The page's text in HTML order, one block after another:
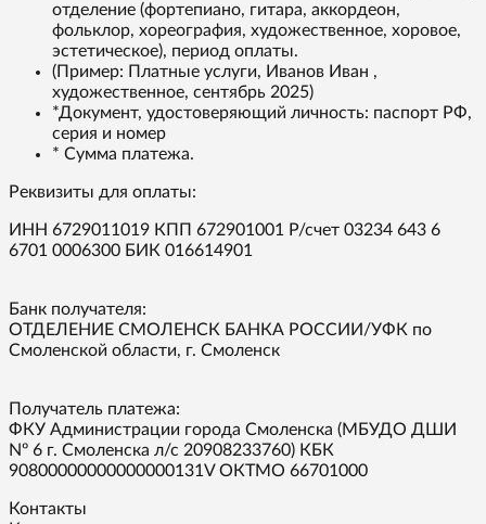
отделение (фортепиано, гитара, аккордеон,
фольклор, хореография, художественное, хоровое,
эстетическое), период оплаты.
(Пример: Платные услуги, Иванов Иван ,
художественное, сентябрь 2025)
*Документ, удостоверяющий личность: паспорт РФ,
серия и номер
* Сумма платежа.
Реквизиты для оплаты:
ИНН 6729011019 КПП 672901001 Р/счет 03234 643 6
6701 0006300 БИК 016614901
Банк получателя:
ОТДЕЛЕНИЕ СМОЛЕНСК БАНКА РОССИИ/УФК по
Смоленской области, г. Смоленск
Получатель платежа:
ФКУ Администрации города Смоленска (МБУДО ДШИ
Nº 6 г. Смоленска л/с 20908233760) КБК
90800000000000000131V ОКТМО 66701000
Контакты